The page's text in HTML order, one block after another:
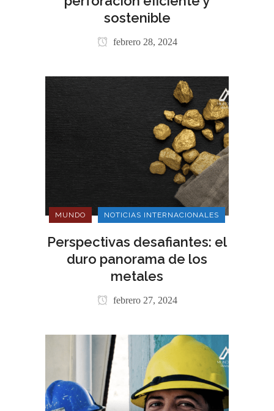
sostenible
febrero 28, 2024
MUNDO NOTICIAS INTERNACIONALES
Perspectivas desafiantes: el
duro panorama de los
metales
febrero 27, 2024